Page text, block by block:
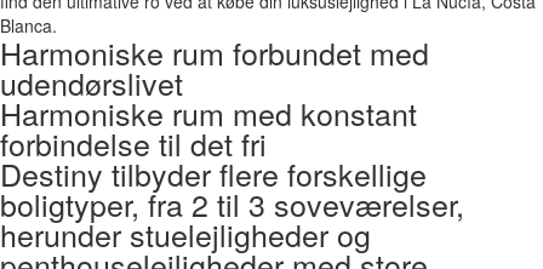
Harmoniske rum forbundet med
udendørslivet
Harmoniske rum med konstant
forbindelse til det fri
Destiny tilbyder flere forskellige
boligtyper, fra 2 til 3 soveværelser,
herunder stuelejligheder og